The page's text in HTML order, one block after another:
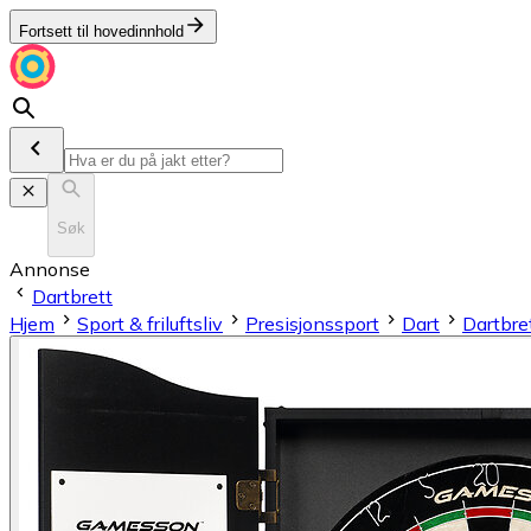
Fortsett til hovedinnhold
Søk
Annonse
Dartbrett
Hjem
Sport & friluftsliv Presisjonssport Dart